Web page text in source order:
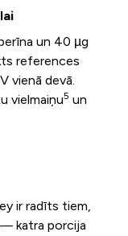
un 40 µg
references
vienā devā.
vielmaiņu5 un
ir radīts tiem,
katra porcija